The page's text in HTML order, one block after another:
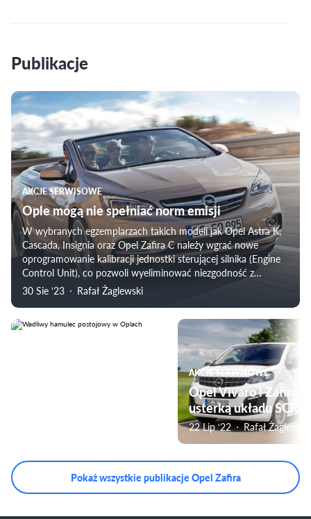
Publikacje
AKCJE SERWISOWE
Ople mogą nie spełniać norm emisji
W wybranych egzemplarzach takich modeli jak Opel Astra K,
Cascada, Insignia oraz Opel Zafira C należy wgrać nowe
oprogramowanie kalibracji jednostki sterującej silnika (Engine
Control Unit), co pozwoli wyeliminować niezgodność z
przepisami dotyczącymi emisji spalin.
30 Sie ‘23 Rafał Żaglewski
AKCJE SERWISOWE
Opel Vivaro i Zafira
usterką układu SCR
22 Lip ‘22 Rafał Żaglewski
Pokaż wszystkie publikacje Opel Zafira